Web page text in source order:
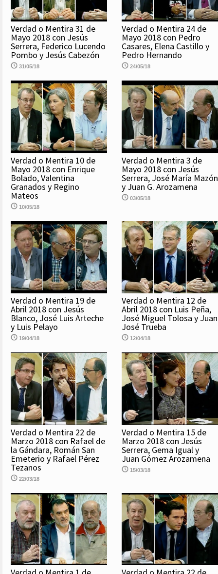
Verdad o Mentira 31 de
Mayo 2018 con Jesús
Serrera, Federico Lucendo
Pombo y Jesús Cabezón
31/05/18
Verdad o Mentira 24 de
Mayo 2018 con Pedro
Casares, Elena Castillo y
Pedro Hernando
24/05/18
Verdad o Mentira 10 de
Mayo 2018 con Enrique
Bolado, Valentina
Granados y Regino
Mateos
10/05/18
Verdad o Mentira 3 de
Mayo 2018 con Jesús
Serrera, José María Mazón
y Juan G. Arozamena
03/05/18
Verdad o Mentira 19 de
Abril 2018 con Jesús
Blanco, José Luis Arteche
y Luis Pelayo
19/04/18
Verdad o Mentira 12 de
Abril 2018 con Luis Peña,
José Miguel Tolosa y Juan
José Trueba
12/04/18
Verdad o Mentira 22 de
Marzo 2018 con Rafael de
la Gándara, Román San
Emeterio y Rafael Pérez
Tezanos
22/03/18
Verdad o Mentira 15 de
Marzo 2018 con Jesús
Serrera, Gema Igual y
Juan Gómez Arozamena
15/03/18